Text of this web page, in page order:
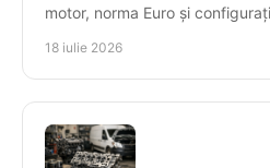
motor, norma Euro și
18 iulie 2026